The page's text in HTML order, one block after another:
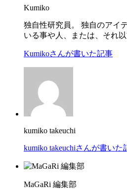
Kumiko
独自性研究員。 独自のアイ
いる事や人、または、それ
Kumikoさんが書いた記事
kumiko takeuchi
kumiko takeuchiさんが書いた
MaGaRi 編集部